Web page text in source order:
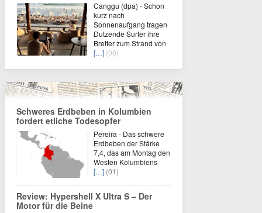
Canggu (dpa) - Schon
kurz nach
Sonnenaufgang tragen
Dutzende Surfer ihre
Bretter zum Strand von
[…] (00)
Schweres Erdbeben in Kolumbien
fordert etliche Todesopfer
Pereira - Das schwere
Erdbeben der Stärke
7,4, das am Montag den
Westen Kolumbiens
[…] (01)
Review: Hypershell X Ultra S – Der
Motor für die Beine